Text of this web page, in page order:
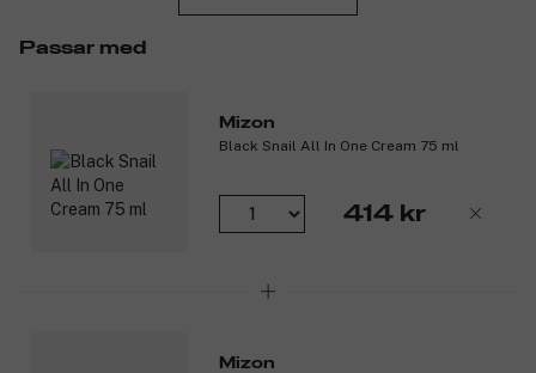
3307269
Passar med
Mizon
Black Snail All In One Cream 75 ml
414 kr
Mizon